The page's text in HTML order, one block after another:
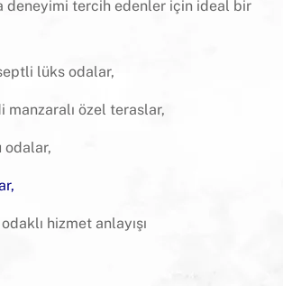
deneyimi tercih edenler için ideal bir
lüks odalar,
manzaralı özel teraslar,
odalar,
,
hizmet anlayışı